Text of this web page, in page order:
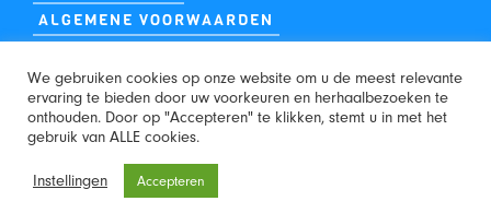
ALGEMENE VOORWAARDEN
We gebruiken cookies op onze website om u de meest relevante
ervaring te bieden door uw voorkeuren en herhaalbezoeken te
onthouden. Door op "Accepteren" te klikken, stemt u in met het
gebruik van ALLE cookies.
Instellingen Accepteren